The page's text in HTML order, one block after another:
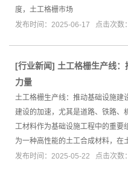
度，土工格栅市场
发布时间：2025-06-17 点击次数
[行业新闻] 土工格栅生产线
力量
土工格栅生产线：推动基础设施建
建设的加速，尤其是道路、铁路、
工材料作为基础设施工程中的重要
为一种高性能的土工合成材料，在
发布时间：2025-05-22 点击次数